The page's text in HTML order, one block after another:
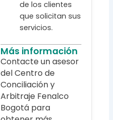
de los clientes
que solicitan sus
servicios.
Más información
Contacte un asesor
del Centro de
Conciliación y
Arbitraje Fenalco
Bogotá para